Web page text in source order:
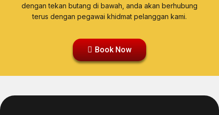
dengan tekan butang di bawah, anda akan berhubung
terus dengan pegawai khidmat pelanggan kami.
Book Now